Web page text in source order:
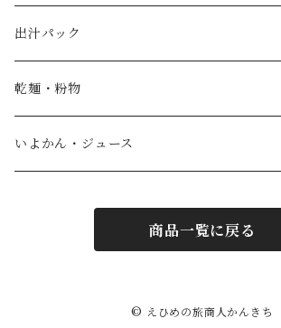
宮野製粉製麺所
IoLy
和泉農園
どら焼き
ウスズミキューブ
薄墨羊羹小棹
水ようかん [夏季限定]
出汁パック
乾麺・粉物
いよかん・ジュース
商品一覧に戻る
© えひめの旅商人かんきち